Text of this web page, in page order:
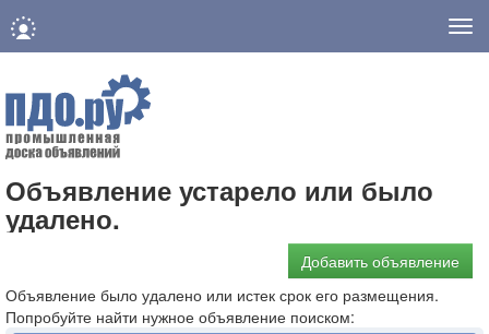
Объявление устарело или было
удалено.
Добавить объявление
Объявление было удалено или истек срок его размещения.
Попробуйте найти нужное объявление поиском: